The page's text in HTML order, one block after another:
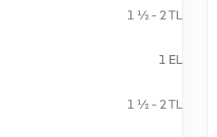
1 ½ - 2 TL
1 EL
1 ½ - 2 TL